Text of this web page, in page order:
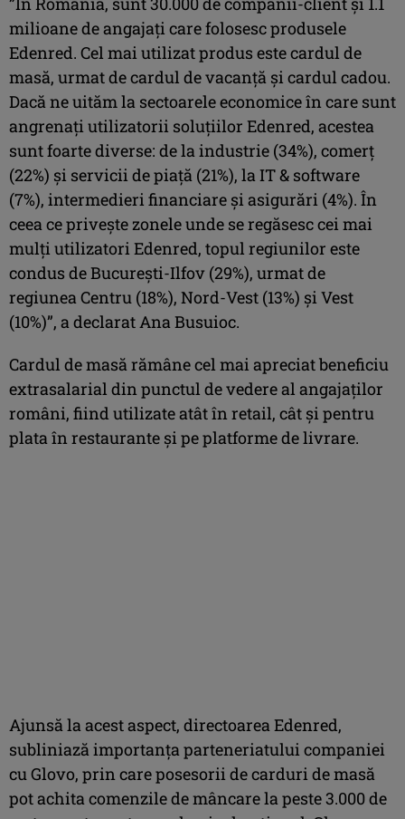
milioane de angajați care folosesc produsele
Edenred. Cel mai utilizat produs este cardul de
masă, urmat de cardul de vacanță și cardul cadou.
Dacă ne uităm la sectoarele economice în care sunt
angrenați utilizatorii soluțiilor Edenred, acestea
sunt foarte diverse: de la industrie (34%), comerț
(22%) și servicii de piață (21%), la IT & software
(7%), intermedieri financiare și asigurări (4%). În
ceea ce privește zonele unde se regăsesc cei mai
mulți utilizatori Edenred, topul regiunilor este
condus de București-Ilfov (29%), urmat de
regiunea Centru (18%), Nord-Vest (13%) și Vest
(10%)”, a declarat Ana Busuioc.
Cardul de masă rămâne cel mai apreciat beneficiu
extrasalarial din punctul de vedere al angajaților
români, fiind utilizate atât în retail, cât și pentru
plata în restaurante și pe platforme de livrare.
Ajunsă la acest aspect, directoarea Edenred,
subliniază importanța parteneriatului companiei
cu Glovo, prin care posesorii de carduri de masă
pot achita comenzile de mâncare la peste 3.000 de